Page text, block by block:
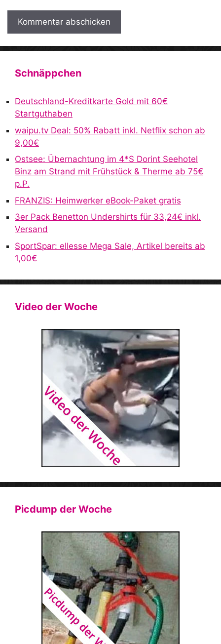
A
n
t
Schnäppchen
Deutschland-Kreditkarte Gold mit 60€
Startguthaben
waipu.tv Deal: 50% Rabatt inkl. Netflix schon ab
9,00€
Ostsee: Übernachtung im 4*S Dorint Seehotel
Binz am Strand mit Frühstück & Therme ab 75€
p.P.
FRANZIS: Heimwerker eBook-Paket gratis
3er Pack Benetton Undershirts für 33,24€ inkl.
Versand
SportSpar: ellesse Mega Sale, Artikel bereits ab
1,00€
Video der Woche
Picdump der Woche